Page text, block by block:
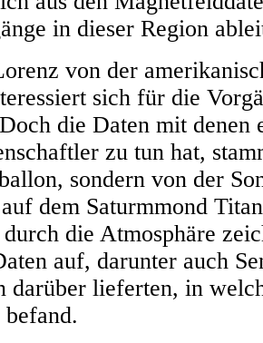
in dieser Region
von der
sich für die
die Daten mit denen
zu tun hat,
sondern von der
dem Saturmmond
die Atmosphäre
auf, darunter auch
darüber lieferten, in
befand.